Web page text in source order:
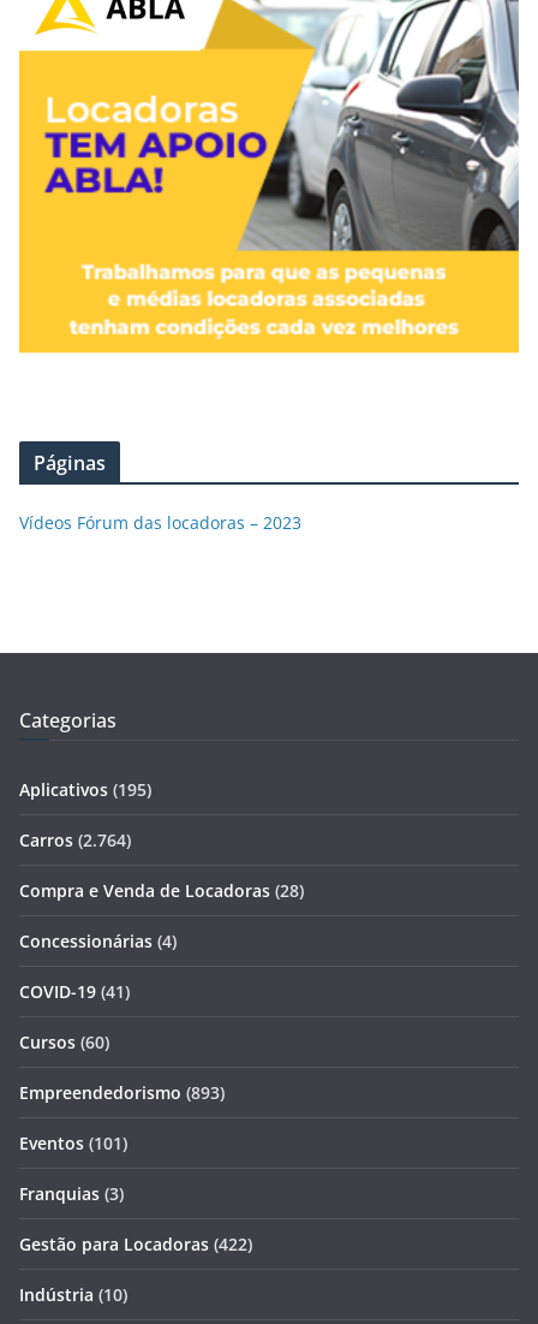
Páginas
Vídeos Fórum das locadoras – 2023
Categorias
Aplicativos (195)
Carros (2.764)
Compra e Venda de Locadoras (28)
Concessionárias (4)
COVID-19 (41)
Cursos (60)
Empreendedorismo (893)
Eventos (101)
Franquias (3)
Gestão para Locadoras (422)
Indústria (10)